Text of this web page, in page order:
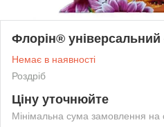
Флорін®
Немає в наявності
Роздріб
Ціну уточнюйте
Мінімальна сума замовлення на